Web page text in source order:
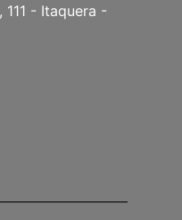
- Itaquera -